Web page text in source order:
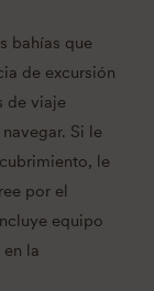
bahías que
de excursión
de viaje
Si le
le
por el
equipo
la